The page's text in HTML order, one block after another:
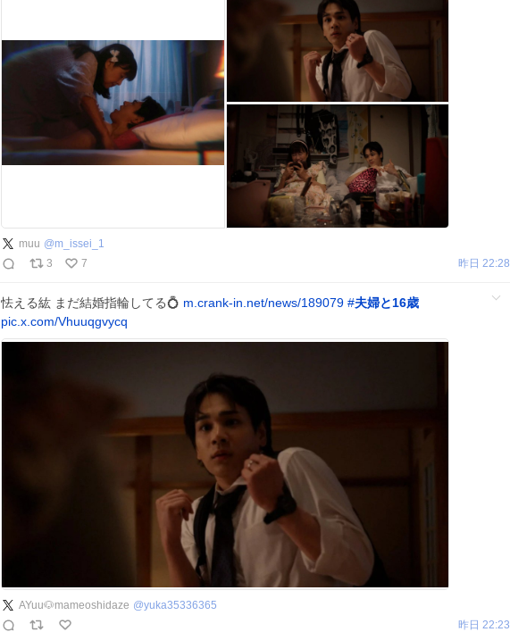
muu @m_issei_1
3
7 昨日 22:28
怯える紘 まだ結婚指輪してる💍 m.crank-in.net/news/189079 #夫婦と16歳
pic.x.com/Vhuuqgvycq
AYuu🐶mameoshidaze @yuka35336365
昨日 22:23